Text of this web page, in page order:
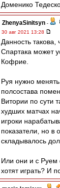
Доменико
ZhenyaSinitsyn -
30 авг 2021 13:28
Данность такова,
Спартака может
Кофрие.
Руя нужно
полсостава
Витории по сути
худших матчах
игроки
показатели, но в
складывалось
Или они и с Руем
хотят играть? И